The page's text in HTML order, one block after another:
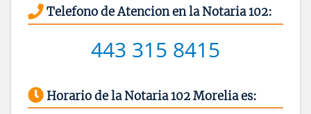
Telefono de Atencion en la Notaria 102:
443 315 8415
Horario de la Notaria 102 Morelia es: